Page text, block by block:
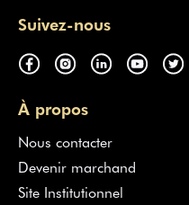
Suivez-nous
À propos
Nous contacter
Devenir marchand
Site Institutionnel